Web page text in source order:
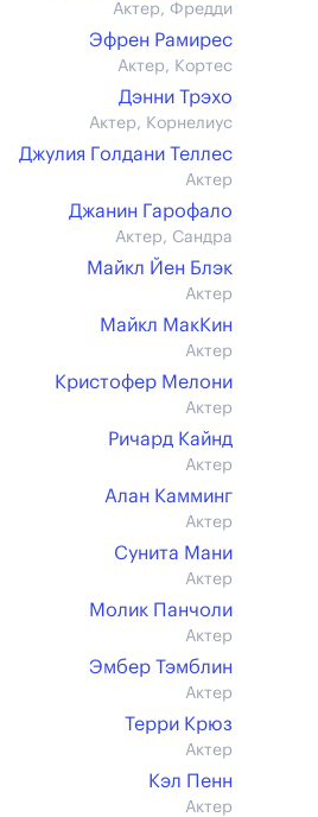
Актер, Фредди
Эфрен Рамирес
Актер, Кортес
Дэнни Трэхо
Актер, Корнелиус
Джулия Голдани Теллес
Актер
Джанин Гарофало
Актер, Сандра
Майкл Йен Блэк
Актер
Майкл МакКин
Актер
Кристофер Мелони
Актер
Ричард Кайнд
Актер
Алан Камминг
Актер
Сунита Мани
Актер
Молик Панчоли
Актер
Эмбер Тэмблин
Актер
Терри Крюз
Актер
Кэл Пенн
Актер